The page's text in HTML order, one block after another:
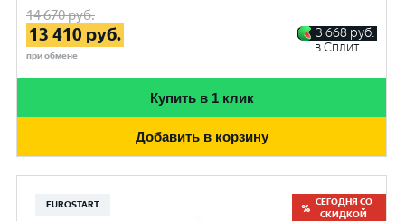
14 670руб.
13 410 руб.
при обмене
3 668 руб.
в Сплит
Купить в 1 клик
Добавить в корзину
EUROSTART
СЕГОДНЯ СО
СКИДКОЙ